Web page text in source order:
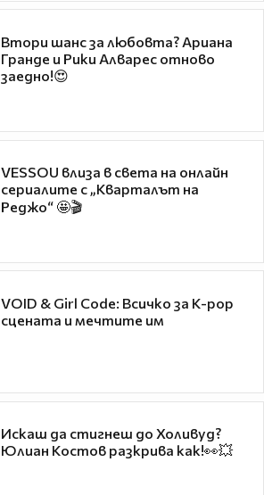
Втори шанс за любовта? Ариана
Гранде и Рики Алварес отново
заедно!😍
VESSOU влиза в света на онлайн
сериалите с „Кварталът на
Реджо“ 🤩🎬
VOID & Girl Code: Всичко за K-pop
сцената и мечтите им
Искаш да стигнеш до Холивуд?
Юлиан Костов разкрива как!👀💥